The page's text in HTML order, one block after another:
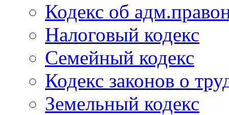
Кодекс об
Налоговый кодекс
Семейный кодекс
Кодекс законов о
Земельный кодекс